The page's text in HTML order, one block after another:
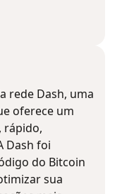
rede Dash, uma
oferece um
rápido,
Dash foi
do Bitcoin
sua